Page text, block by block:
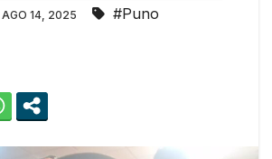
AGO 14, 2025 #Puno